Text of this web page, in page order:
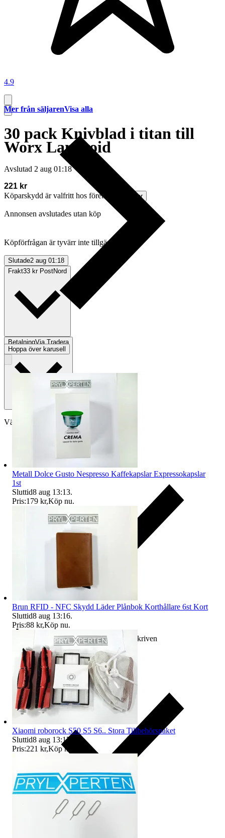
4.9
30 pack Knivblad i titan till
Worx Landroid
Avslutad 2 aug 01:18
221 kr
Köparskydd är valfritt hos företag.
Läs mer
Annonsen avslutades utan köp
Köpförfrågan är tyvärr inte tillgänglig.
Slutade2 aug 01:18
Frakt33 kr PostNord
BetalningVia Tradera
Välj till köparskydd
Ersättning om varan inte är som beskriven
Mer från säljarenVisa alla
Hoppa över karusell
Metall Dolce Gusto Nespresso Kaffekapslar Expressokapslar
1st
Sluttid8 aug 13:13.
Pris:179 kr,Köp nu.
Brun RFID - NFC Skydd Läder Plånbok Korthållare 6st Kort
Sluttid8 aug 13:16.
Pris:88 kr,Köp nu.
Xiaomi roborock S50 S5 S6.. Stora Tillbehörspaket
Sluttid8 aug 13:17
Pris:221 kr,Köp nu